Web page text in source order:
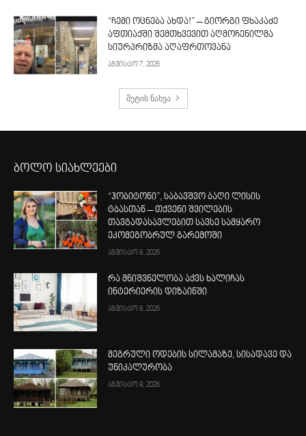
“ჩემი ოცნება ახდა!” – გიორგი ფხაკაძე
აფთიაქში შემთხვევით აღმოჩენილმა
სიურპრიზმა აღაფრთოვანა
აგვისტო 7, 2026
მეტის ნახვა
ბოლო სიახლეები
“ჰობიტონი”, საბავშვო ბაღი ლისის
ტბასთან – თქვენი შვილების
თავგადასავლებით სავსე სამყარო
ეკომეგობრულ გარემოში
აგვისტო 8, 2026
რა მნიშვნელობა აქვს ხალიჩას
ინტერიერის დიზაინში
აგვისტო 8, 2026
მეგრული ოდების სილამაზე, სისადავე და
უნიკალურობა
აგვისტო 8, 2026